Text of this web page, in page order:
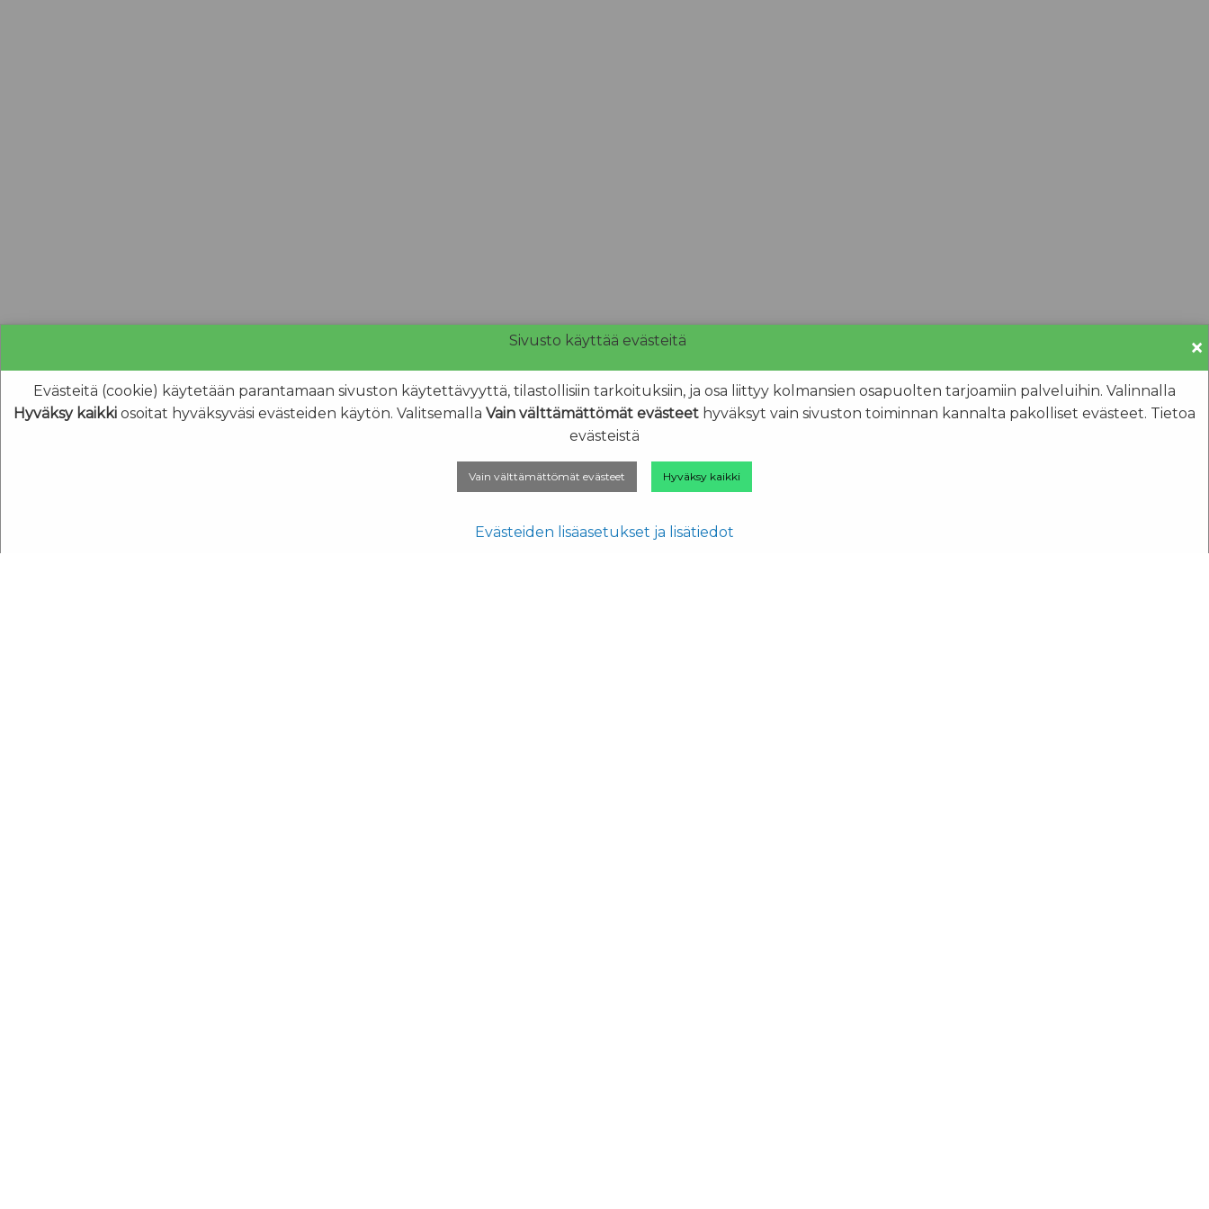
×
Sivusto käyttää evästeitä
Evästeitä (cookie) käytetään parantamaan sivuston käytettävyyttä, tilastollisiin tarkoituksiin, ja osa liittyy kolmansien osapuolten tarjoamiin palveluihin. Valinnalla
Hyväksy kaikki osoitat hyväksyväsi evästeiden käytön. Valitsemalla Vain välttämättömät evästeet hyväksyt vain sivuston toiminnan kannalta pakolliset evästeet. Tietoa
evästeistä
Vain välttämättömät evästeet Hyväksy kaikki
Evästeiden lisäasetukset ja lisätiedot